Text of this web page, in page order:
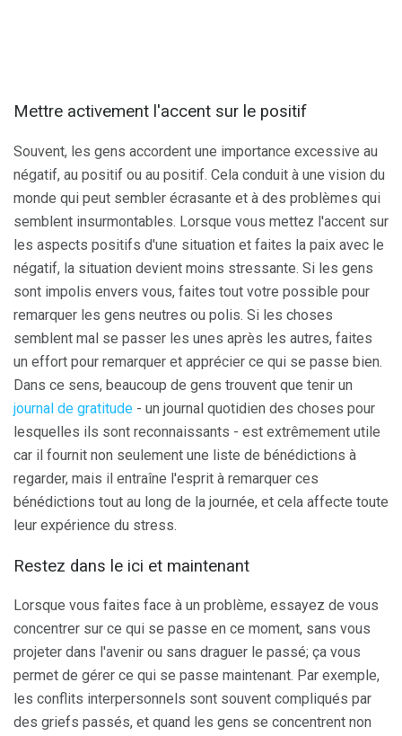
Mettre activement l'accent sur le positif
Souvent, les gens accordent une importance excessive au
négatif, au positif ou au positif. Cela conduit à une vision du
monde qui peut sembler écrasante et à des problèmes qui
semblent insurmontables. Lorsque vous mettez l'accent sur
les aspects positifs d'une situation et faites la paix avec le
négatif, la situation devient moins stressante. Si les gens
sont impolis envers vous, faites tout votre possible pour
remarquer les gens neutres ou polis. Si les choses
semblent mal se passer les unes après les autres, faites
un effort pour remarquer et apprécier ce qui se passe bien.
Dans ce sens, beaucoup de gens trouvent que tenir un
journal de gratitude - un journal quotidien des choses pour
lesquelles ils sont reconnaissants - est extrêmement utile
car il fournit non seulement une liste de bénédictions à
regarder, mais il entraîne l'esprit à remarquer ces
bénédictions tout au long de la journée, et cela affecte toute
leur expérience du stress.
Restez dans le ici et maintenant
Lorsque vous faites face à un problème, essayez de vous
concentrer sur ce qui se passe en ce moment, sans vous
projeter dans l'avenir ou sans draguer le passé; ça vous
permet de gérer ce qui se passe maintenant. Par exemple,
les conflits interpersonnels sont souvent compliqués par
des griefs passés, et quand les gens se concentrent non